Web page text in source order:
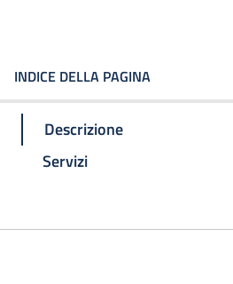
INDICE DELLA PAGINA
Descrizione
Servizi